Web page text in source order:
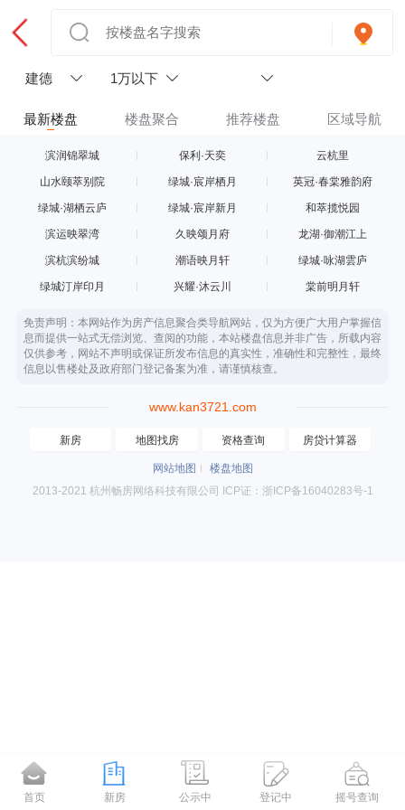
建德 1万以下
最新楼盘 楼盘聚合 推荐楼盘 区域导航
滨润锦翠城 保利·天奕 云杭里
山水颐萃别院 绿城·宸岸栖月 英冠·春棠雅韵府
绿城·湖栖云庐 绿城·宸岸新月 和萃揽悦园
滨运映翠湾 久映颂月府 龙湖·御潮江上
滨杭滨纷城 潮语映月轩 绿城·咏湖雲庐
绿城汀岸印月 兴耀·沐云川 棠前明月轩
免责声明：本网站作为房产信息聚合类导航网站，仅为方便广大用户掌握信
息而提供一站式无偿浏览、查阅的功能，本站楼盘信息并非广告，所载内容
仅供参考，网站不声明或保证所发布信息的真实性，准确性和完整性，最终
信息以售楼处及政府部门登记备案为准，请谨慎核查。
www.kan3721.com
新房 地图找房 资格查询 房贷计算器
网站地图
楼盘地图
2013-2021 杭州畅房网络科技有限公司 ICP证：浙ICP备16040283号-1
首页 新房 公示中 登记中 摇号查询